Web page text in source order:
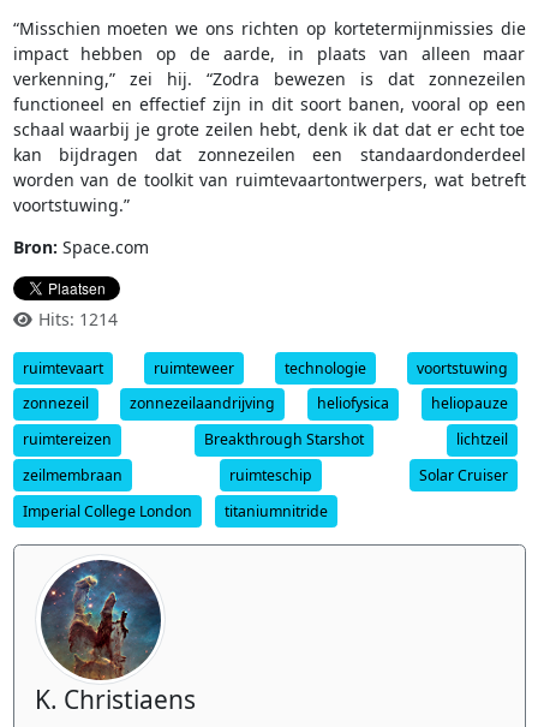
“Misschien moeten we ons richten op kortetermijnmissies die
impact hebben op de aarde, in plaats van alleen maar
verkenning,” zei hij. “Zodra bewezen is dat zonnezeilen
functioneel en effectief zijn in dit soort banen, vooral op een
schaal waarbij je grote zeilen hebt, denk ik dat dat er echt toe
kan bijdragen dat zonnezeilen een standaardonderdeel
worden van de toolkit van ruimtevaartontwerpers, wat betreft
voortstuwing.”
Bron: Space.com
Hits: 1214
ruimtevaart ruimteweer technologie
voortstuwing
zonnezeil
zonnezeilaandrijving heliofysica
heliopauze
ruimtereizen
Breakthrough Starshot
lichtzeil
zeilmembraan
ruimteschip
Solar Cruiser
Imperial College London
titaniumnitride
K. Christiaens